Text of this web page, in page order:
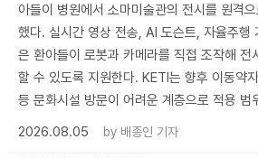
아들이 병원에서 소마미술관의 전시를 원격
했다. 실시간 영상 전송, AI 도슨트, 자율주행
은 환아들이 로봇과 카메라를 직접 조작해 전
할 수 있도록 지원한다. KETI는 향후 이동약
등 문화시설 방문이 어려운 계층으로 적용 범
2026.08.05
by 배종인 기자